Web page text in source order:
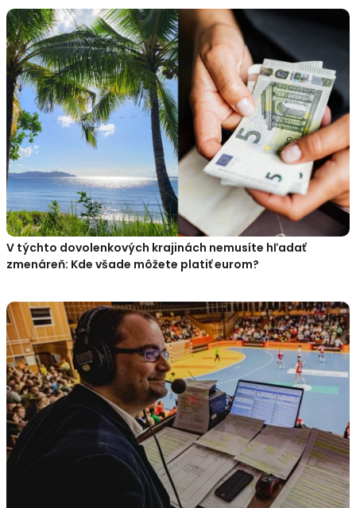
V týchto dovolenkových krajinách nemusíte hľadať
zmenáreň: Kde všade môžete platiť eurom?